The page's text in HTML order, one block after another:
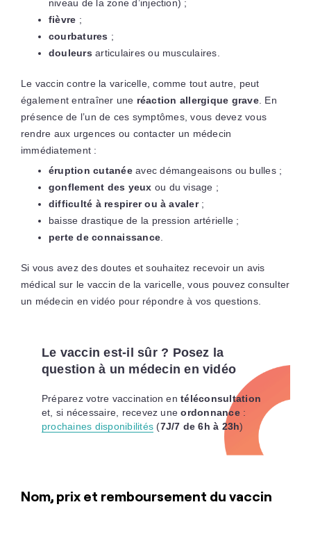
niveau de la zone d’injection) ;
fièvre ;
courbatures ;
douleurs articulaires ou musculaires.
Le vaccin contre la varicelle, comme tout autre, peut
également entraîner une réaction allergique grave. En
présence de l’un de ces symptômes, vous devez vous
rendre aux urgences ou contacter un médecin
immédiatement :
éruption cutanéeavec démangeaisons ou bulles ;
gonflement des yeux ou du visage ;
difficulté à respirer ou à avaler;
baisse drastique de la pression artérielle ;
perte de connaissance.
Si vous avez des doutes et souhaitez recevoir un avis
médical sur le vaccin de la varicelle, vous pouvez consulter
un médecin en vidéo pour répondre à vos questions.
Le vaccin est-il sûr ? Posez la
question à un médecin en vidéo
Préparez votre vaccination entéléconsultation
et, si nécessaire, recevez uneordonnance:
prochaines disponibilités (7J/7 de 6h à 23h)
Nom, prix et remboursement du vaccin